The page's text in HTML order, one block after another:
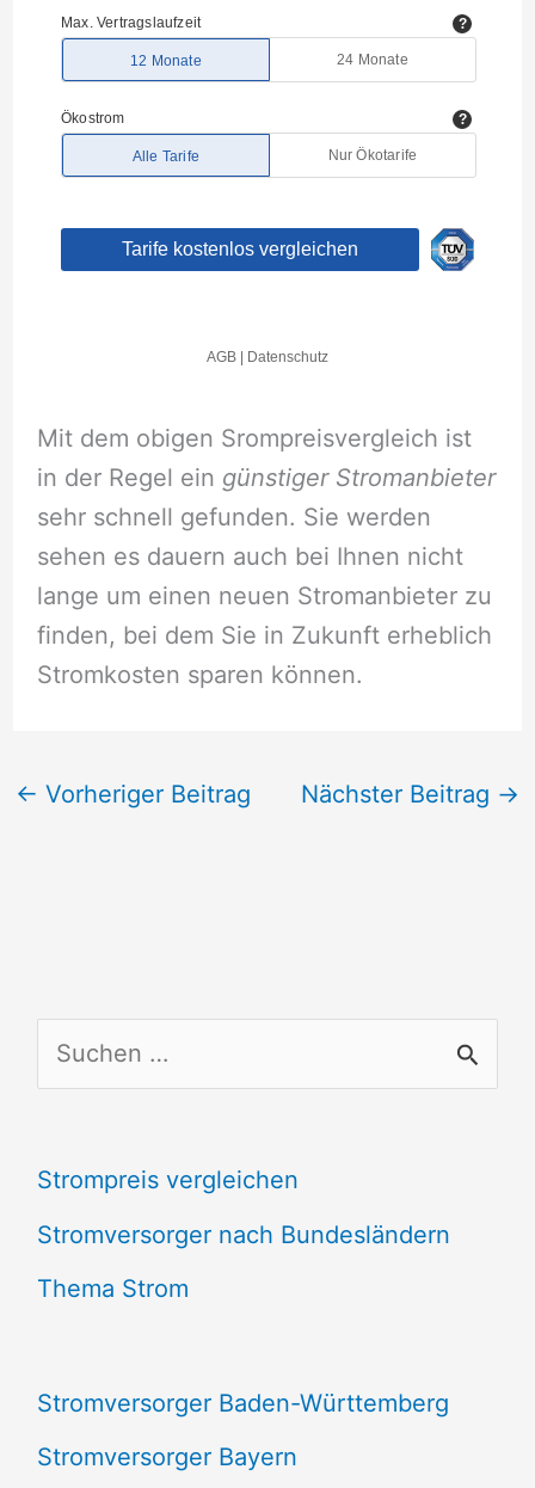
Mit dem obigen Srompreisvergleich ist
in der Regel ein günstiger Stromanbieter
sehr schnell gefunden. Sie werden
sehen es dauern auch bei Ihnen nicht
lange um einen neuen Stromanbieter zu
finden, bei dem Sie in Zukunft erheblich
Stromkosten sparen können.
← Vorheriger Beitrag Nächster Beitrag →
u
h
e
n
h
Strompreis vergleichen
Stromversorger nach Bundesländern
Thema Strom
Stromversorger Baden-Württemberg
Stromversorger Bayern